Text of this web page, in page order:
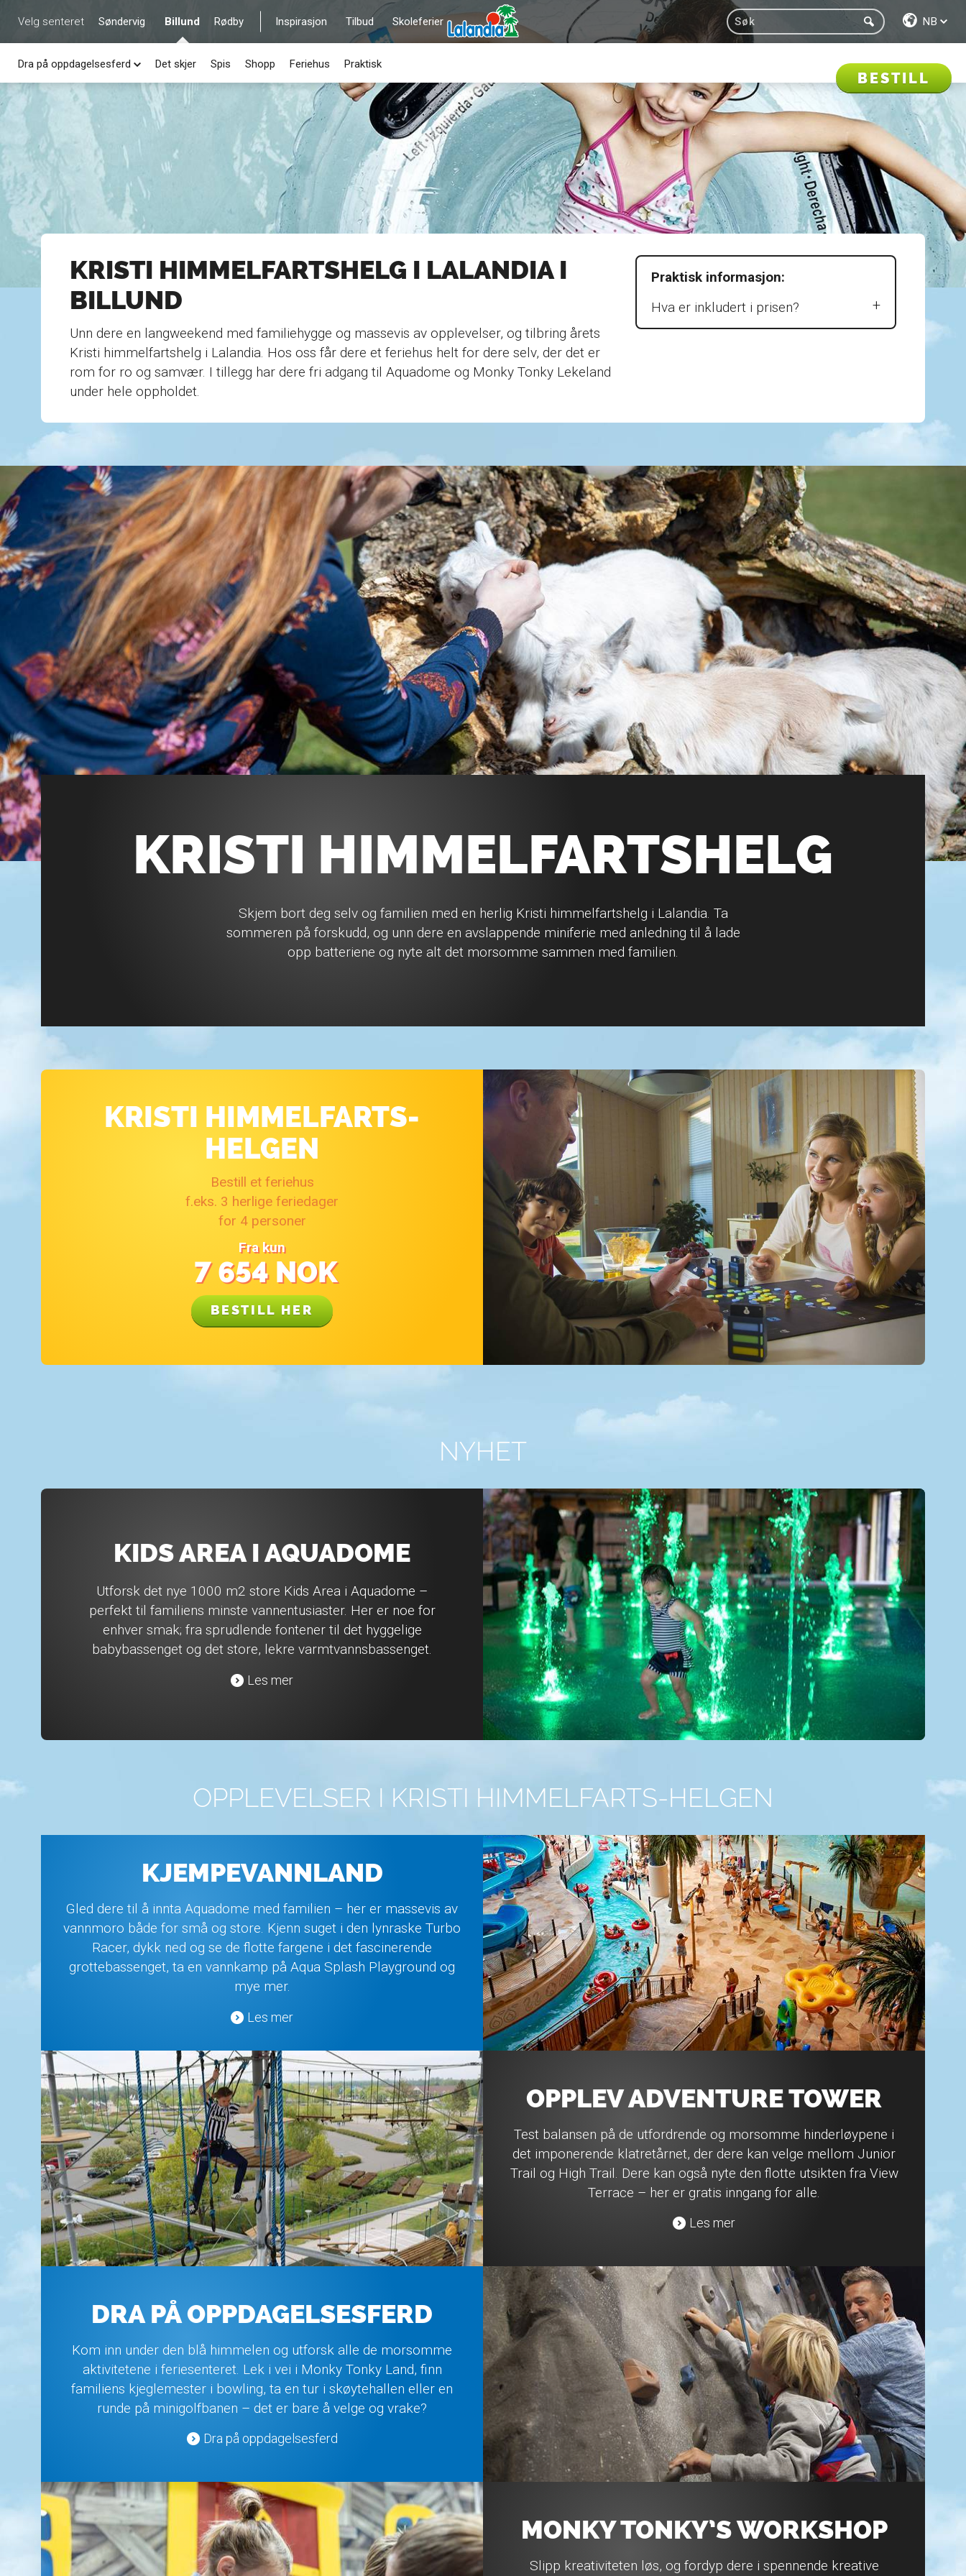
Velg senteret Søndervig Billund
Dra på oppdagelsesferd Det skjer Spis Shopp Feriehus Praktisk
BESTILL
Rødby Inspirasjon Tilbud Skoleferier NB
KRISTI HIMMELFARTSHELG I LALANDIA I
BILLUND
Unn dere en langweekend med familiehygge og massevis av opplevelser, og tilbring årets
Kristi himmelfartshelg i Lalandia. Hos oss får dere et feriehus helt for dere selv, der det er
rom for ro og samvær. I tillegg har dere fri adgang til Aquadome og Monky Tonky Lekeland
under hele oppholdet.
Praktisk informasjon:
Hva er inkludert i prisen?
KRISTI HIMMELFARTSHELG
Skjem bort deg selv og familien med en herlig Kristi himmelfartshelg i Lalandia. Ta
sommeren på forskudd, og unn dere en avslappende miniferie med anledning til å lade
opp batteriene og nyte alt det morsomme sammen med familien.
KRISTI HIMMELFARTS­
HELGEN
Bestill et feriehus
f.eks. 3 herlige feriedager
for 4 personer
Fra kun
7 654 NOK
BESTILL HER
NYHET
KIDS AREA I AQUADOME
Utforsk det nye 1000 m2 store Kids Area i Aquadome –
perfekt til familiens minste vannentusiaster. Her er noe for
enhver smak; fra sprudlende fontener til det hyggelige
babybassenget og det store, lekre varmtvannsbassenget.
Les mer
OPPLEVELSER I KRISTI HIMMELFARTS-HELGEN
KJEMPEVANNLAND
Gled dere til å innta Aquadome med familien – her er massevis av
vannmoro både for små og store. Kjenn suget i den lynraske Turbo
Racer, dykk ned og se de flotte fargene i det fascinerende
grottebassenget, ta en vannkamp på Aqua Splash Playground og
mye mer.
Les mer
OPPLEV ADVENTURE TOWER
Test balansen på de utfordrende og morsomme hinderløypene i
det imponerende klatretårnet, der dere kan velge mellom Junior
Trail og High Trail. Dere kan også nyte den flotte utsikten fra View
Terrace – her er gratis inngang for alle.
Les mer
DRA PÅ OPPDAGELSESFERD
Kom inn under den blå himmelen og utforsk alle de morsomme
aktivitetene i feriesenteret. Lek i vei i Monky Tonky Land, finn
familiens kjeglemester i bowling, ta en tur i skøytehallen eller en
runde på minigolfbanen – det er bare å velge og vrake?
Dra på oppdagelsesferd
MONKY TONKY’S WORKSHOP
Slipp kreativiteten løs, og fordyp dere i spennende kreative